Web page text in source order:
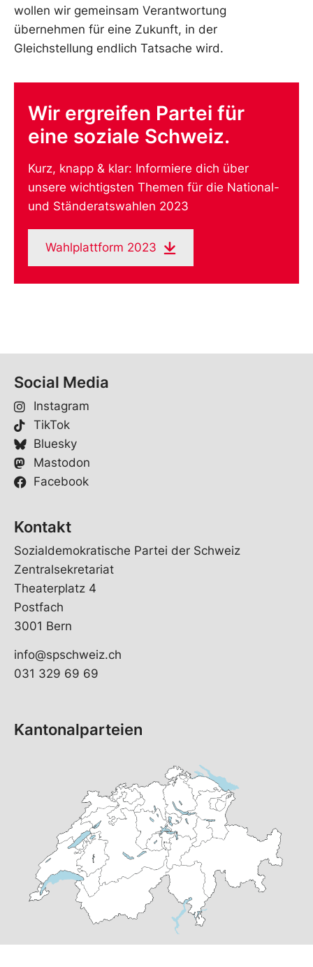
wollen wir gemeinsam Verantwortung
übernehmen für eine Zukunft, in der
Gleichstellung endlich Tatsache wird.
Wir ergreifen Partei für
eine soziale Schweiz.
Kurz, knapp & klar: Informiere dich über
unsere wichtigsten Themen für die National-
und Ständeratswahlen 2023
Wahlplattform 2023
Social Media
Instagram
TikTok
Bluesky
Mastodon
Facebook
Kontakt
Sozialdemokratische Partei der Schweiz
Zentralsekretariat
Theaterplatz 4
Postfach
3001 Bern
info@spschweiz.ch
031 329 69 69
Kantonalparteien